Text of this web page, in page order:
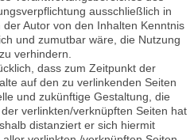
ausschließlich in
Autor von den Inhalten Kenntnis
und zumutbar wäre, die Nutzung
verhindern.
dass zum Zeitpunkt der
auf den zu verlinkenden Seiten
und zukünftige Gestaltung, die
verlinkten/verknüpften Seiten hat
distanziert er sich hiermit